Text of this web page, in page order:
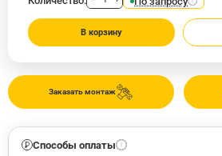
Заказать монтаж
В корзину
Способы оплаты